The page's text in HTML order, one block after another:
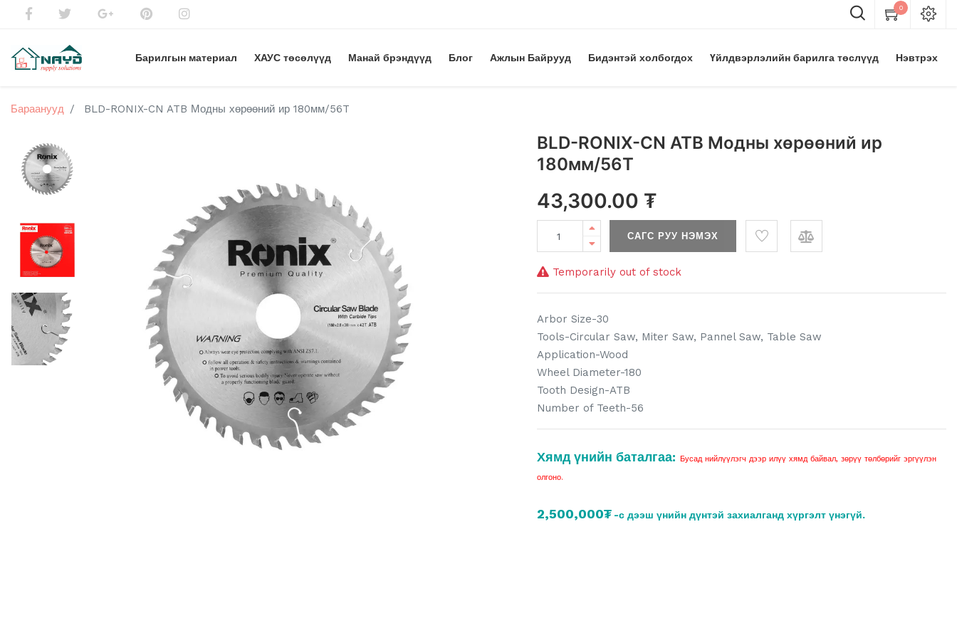
0
Барилгын материал ХАУС төсөлүүд Манай брэндүүд Блог Ажлын Байрууд Бидэнтэй холбогдох Үйлдвэрлэлийн барилга төслүүд Нэвтрэх
Бараанууд BLD-RONIX-CN ATB Модны хөрөөний ир 180мм/56T
BLD-RONIX-CN ATB Модны хөрөөний ир
180мм/56T
43,300.00 ₮
САГС РУУ НЭМЭХ
Temporarily out of stock
Arbor Size-30
Tools-Circular Saw, Miter Saw, Pannel Saw, Table Saw
Application-Wood
Wheel Diameter-180
Tooth Design-ATB
Number of Teeth-56
Хямд үнийн баталгаа: Бусад нийлүүлэгч дээр илүү хямд байвал, зөрүү төлбөрийг эргүүлэн
олгоно.
2,500,000₮ -с дээш үнийн дүнтэй захиалганд хүргэлт үнэгүй.